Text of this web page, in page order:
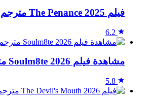
فيلم The Penance 2025 مترجم مباشرة HD
6.2
مشاهدة فيلم Soulm8te 2026 مترجم اون لاين
5.8